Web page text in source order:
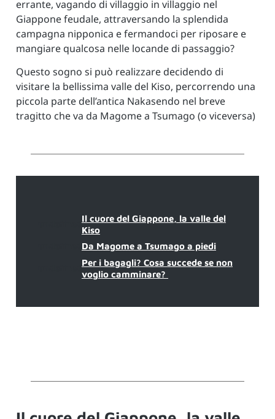
errante, vagando di villaggio in villaggio nel
Giappone feudale, attraversando la splendida
campagna nipponica e fermandoci per riposare e
mangiare qualcosa nelle locande di passaggio?
Questo sogno si può realizzare decidendo di
visitare la bellissima valle del Kiso, percorrendo una
piccola parte dell’antica Nakasendo nel breve
tragitto che va da Magome a Tsumago (o viceversa)
Il cuore del Giappone, la valle del
Kiso
Da Magome a Tsumago a piedi
Per i bagagli? Cosa succede se non
voglio camminare?